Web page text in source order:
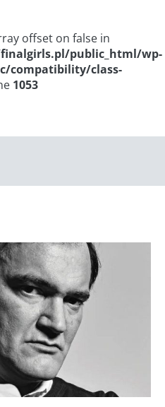
offset on false in
public_html/wp-
compatibility/class-
1053